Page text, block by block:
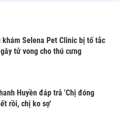
khám Selena Pet Clinic bị tố tắc
tử vong cho thú cưng
Huyền đáp trả 'Chị đóng
rồi, chị ko sợ'